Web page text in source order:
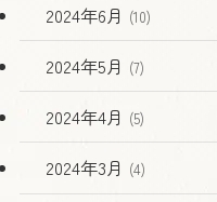
2024年6月 (10)
2024年5月 (7)
2024年4月 (5)
2024年3月 (4)